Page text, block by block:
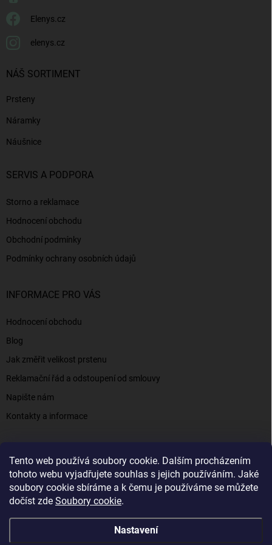
Tento web používá soubory cookie. Dalším procházením
tohoto webu vyjadřujete souhlas s jejich používáním. Jaké
soubory cookie sbíráme a k čemu je používáme se můžete
dočíst zde Soubory cookie.
Nastavení
Elenys.cz
elenys.cz
NÁŠ SORTIMENT
Prsteny
Náramky
Náušnice
SERVIS A PODPORA
Storno a reklamace
Hodnocení obchodu
Obchodní podmínky
Podmínky ochrany osobních údajů
INFORMACE PRO VÁS
Hodnocení obchodu
Blog
Jak změřit velikost prstenu
Reklamační řád a odstoupení od smlouvy
Napište nám
Kontakty a informace
Elenys.cz - šperky, kterým věříte už od roku 2016
Vytvořil Shoptet